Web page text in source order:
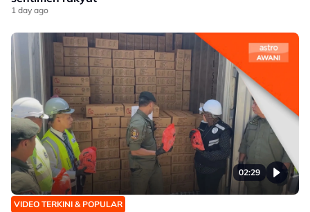
1 day ago
02:29
VIDEO TERKINI & POPULAR